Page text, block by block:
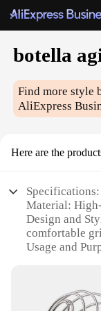
botella
Find more style
AliExpress
Here are the
Specifications:
Material:
Design and
comfortable
Usage and
Performance
ensuring a
Parts and